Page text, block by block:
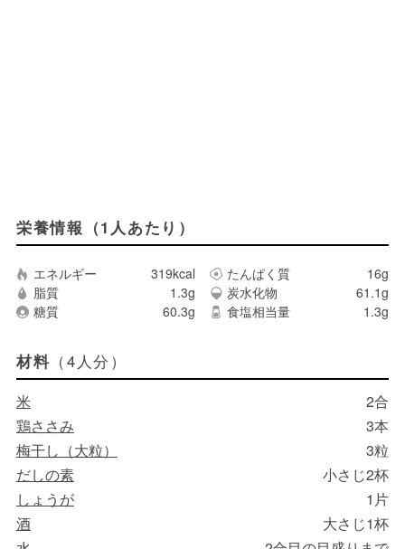
栄養情報（1人あたり）
エネルギー 319kcal たんぱく質
16g
脂質
1.3g 炭水化物
61.1g
糖質
60.3g 食塩相当量 1.3g
材料 （4人分）
米
2合
鶏ささみ
3本
梅干し（大粒）
3粒
だしの素
小さじ2杯
しょうが
1片
酒
大さじ1杯